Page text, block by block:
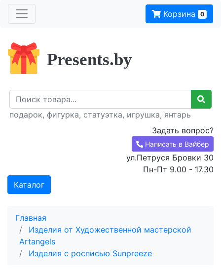
Корзина 0
Presents.by
подарок, фигурка, статуэтка, игрушка, янтарь
Задать вопрос?
Написать в Вайбер
ул.Петруся Бровки 30
Пн-Пт 9.00 - 17.30
Каталог
Главная
Изделия от Художественной мастерской
Artangels
Изделия с росписью Sunpreeze